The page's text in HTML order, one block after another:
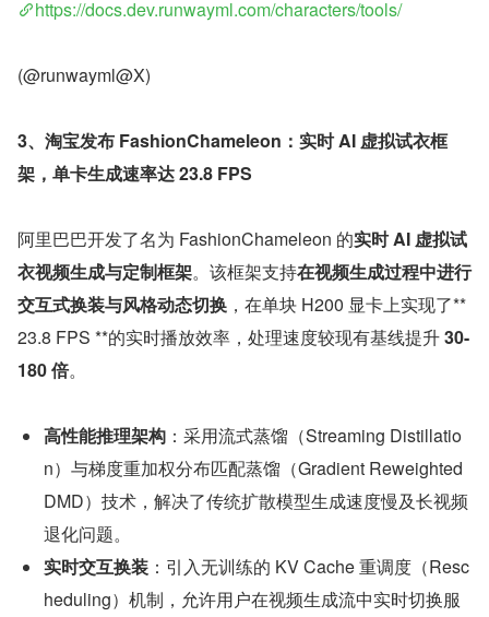
https://docs.dev.runwayml.com/characters/tools/
(@runwayml@X)
3、淘宝发布 FashionChameleon：实时 AI 虚拟试衣框
架，单卡生成速率达 23.8 FPS
阿里巴巴开发了名为 FashionChameleon 的实时 AI 虚拟试
衣视频生成与定制框架。该框架支持在视频生成过程中进行
交互式换装与风格动态切换 ，在单块 H200 显卡上实现了**
23.8 FPS **的实时播放效率，处理速度较现有基线提升 30-
180 倍。
高性能推理架构 ：采用流式蒸馏（Streaming Distillatio
n）与梯度重加权分布匹配蒸馏（Gradient Reweighted
DMD）技术，解决了传统扩散模型生成速度慢及长视频
退化问题。
实时交互换装 ：引入无训练的 KV Cache 重调度（Resc
heduling）机制，允许用户在视频生成流中实时切换服